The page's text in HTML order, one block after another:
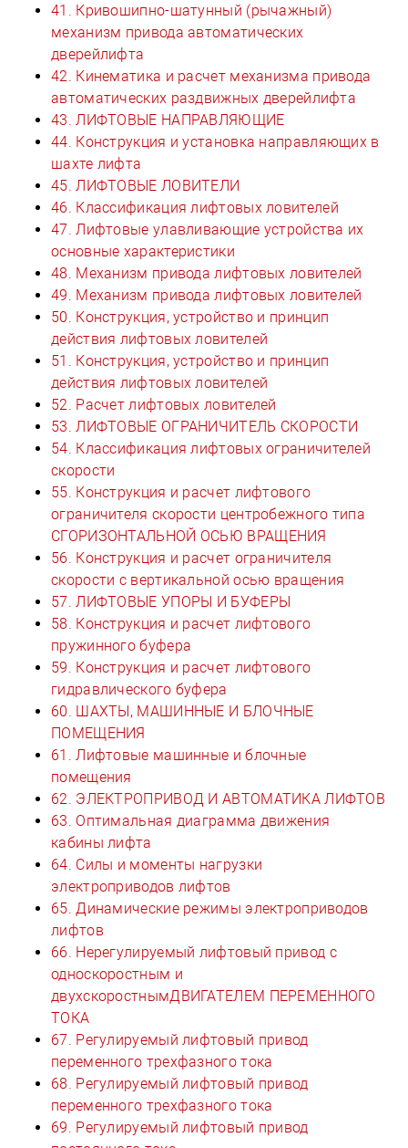
41. Кривошипно-шатунный (рычажный)
механизм привода автоматических
дверейлифта
42. Кинематика и расчет механизма привода
автоматических раздвижных дверейлифта
43. ЛИФТОВЫЕ НАПРАВЛЯЮЩИЕ
44. Конструкция и установка направляющих в
шахте лифта
45. ЛИФТОВЫЕ ЛОВИТЕЛИ
46. Классификация лифтовых ловителей
47. Лифтовые улавливающие устройства их
основные характеристики
48. Механизм привода лифтовых ловителей
49. Механизм привода лифтовых ловителей
50. Конструкция, устройство и принцип
действия лифтовых ловителей
51. Конструкция, устройство и принцип
действия лифтовых ловителей
52. Расчет лифтовых ловителей
53. ЛИФТОВЫЕ ОГРАНИЧИТЕЛЬ СКОРОСТИ
54. Классификация лифтовых ограничителей
скорости
55. Конструкция и расчет лифтового
ограничителя скорости центробежного типа
СГОРИЗОНТАЛЬНОЙ ОСЬЮ ВРАЩЕНИЯ
56. Конструкция и расчет ограничителя
скорости с вертикальной осью вращения
57. ЛИФТОВЫЕ УПОРЫ И БУФЕРЫ
58. Конструкция и расчет лифтового
пружинного буфера
59. Конструкция и расчет лифтового
гидравлического буфера
60. ШАХТЫ, МАШИННЫЕ И БЛОЧНЫЕ
ПОМЕЩЕНИЯ
61. Лифтовые машинные и блочные
помещения
62. ЭЛЕКТРОПРИВОД И АВТОМАТИКА ЛИФТОВ
63. Оптимальная диаграмма движения
кабины лифта
64. Силы и моменты нагрузки
электроприводов лифтов
65. Динамические режимы электроприводов
лифтов
66. Нерегулируемый лифтовый привод с
односкоростным и
двухскоростнымДВИГАТЕЛЕМ ПЕРЕМЕННОГО
ТОКА
67. Регулируемый лифтовый привод
переменного трехфазного тока
68. Регулируемый лифтовый привод
переменного трехфазного тока
69. Регулируемый лифтовый привод